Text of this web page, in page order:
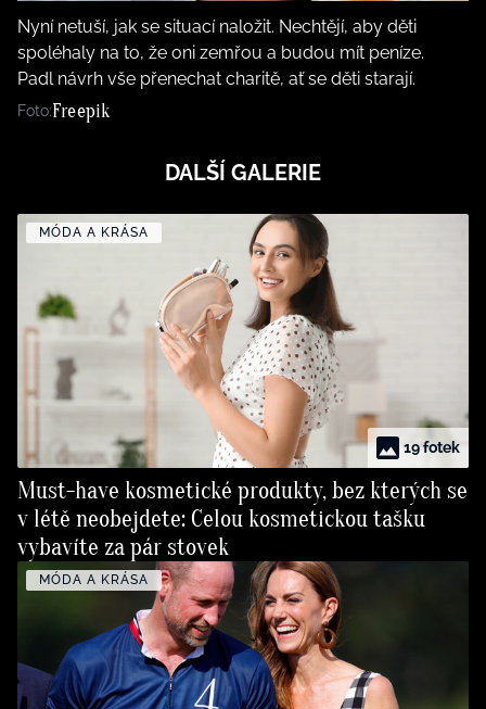
Nyní netuší, jak se situací naložit. Nechtějí, aby děti
spoléhaly na to, že oni zemřou a budou mít peníze.
Padl návrh vše přenechat charitě, ať se děti starají.
Foto:Freepik
DALŠÍ GALERIE
MÓDA A KRÁSA
19 fotek
Must-have kosmetické produkty, bez kterých se
v létě neobejdete: Celou kosmetickou tašku
vybavíte za pár stovek
MÓDA A KRÁSA